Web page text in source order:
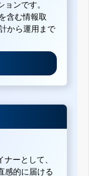
ンです。
含む情報取
から運用まで
ーとして、
感的に届ける